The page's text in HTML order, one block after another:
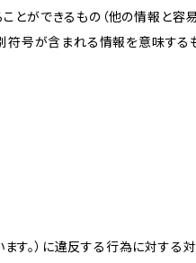
ができるもの（他の情報と容
符号が含まれる情報を意味する
ます。）に違反する行為に対する